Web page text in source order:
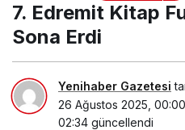
7. Edremit Kitap
Sona Erdi
Yenihaber Gazetesi
26 Ağustos 2025, 00:00
02:34 güncellendi